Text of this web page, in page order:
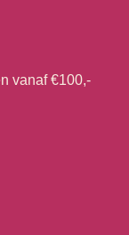
vanaf €100,-